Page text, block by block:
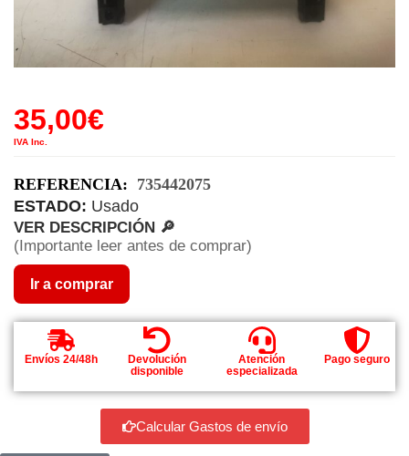
35,00€
IVA Inc.
REFERENCIA: 735442075
ESTADO: Usado
VER DESCRIPCIÓN 🔎
(Importante leer antes de comprar)
Ir a comprar
Envíos 24/48h
Devolución
disponible
Atención
especializada
Pago seguro
Calcular Gastos de envío